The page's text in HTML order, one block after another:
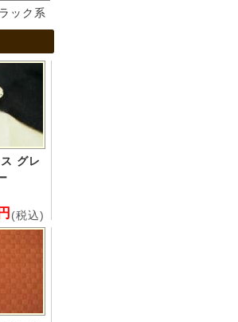
ック系
グレ
(税込)